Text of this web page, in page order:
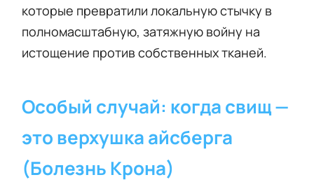
которые превратили локальную стычку в
полномасштабную, затяжную войну на
истощение против собственных тканей.
Особый случай: когда свищ —
это верхушка айсберга
(Болезнь Крона)